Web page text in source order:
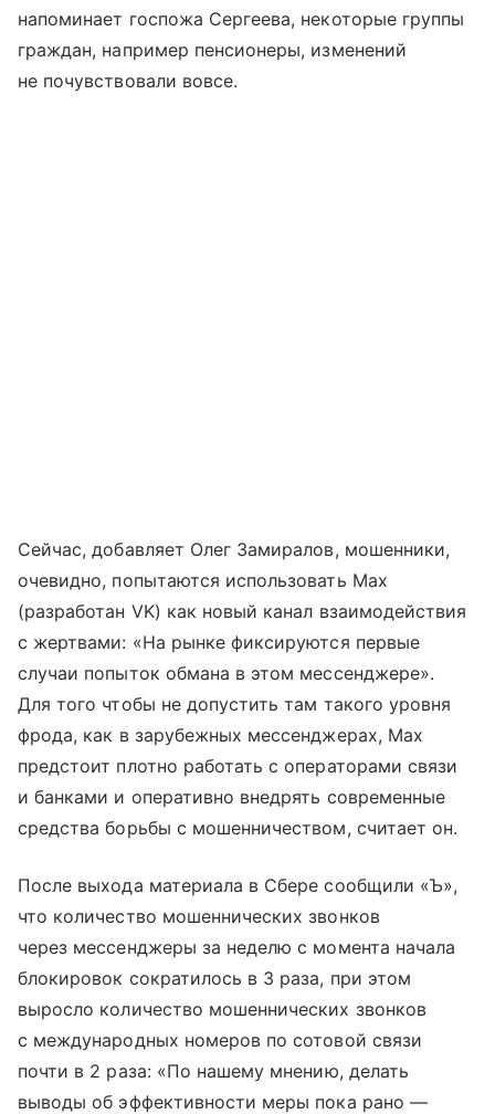
напоминает госпожа Сергеева, некоторые группы
граждан, например пенсионеры, изменений
не почувствовали вовсе.
Сейчас, добавляет Олег Замиралов, мошенники,
очевидно, попытаются использовать Max
(разработан VK) как новый канал взаимодействия
с жертвами: «На рынке фиксируются первые
случаи попыток обмана в этом мессенджере».
Для того чтобы не допустить там такого уровня
фрода, как в зарубежных мессенджерах, Max
предстоит плотно работать с операторами связи
и банками и оперативно внедрять современные
средства борьбы с мошенничеством, считает он.
После выхода материала в Сбере сообщили «Ъ»,
что количество мошеннических звонков
через мессенджеры за неделю с момента начала
блокировок сократилось в 3 раза, при этом
выросло количество мошеннических звонков
с международных номеров по сотовой связи
почти в 2 раза: «По нашему мнению, делать
выводы об эффективности меры пока рано —